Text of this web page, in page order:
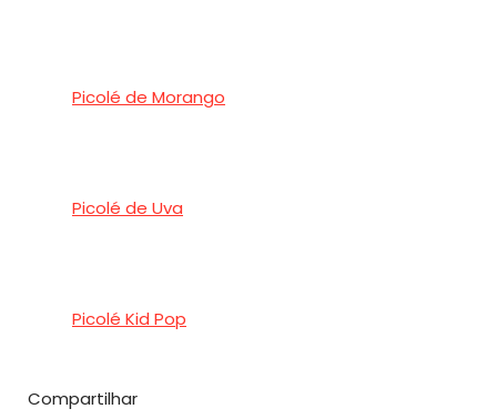
Picolé de Morango
Picolé de Uva
Picolé Kid Pop
Compartilhar